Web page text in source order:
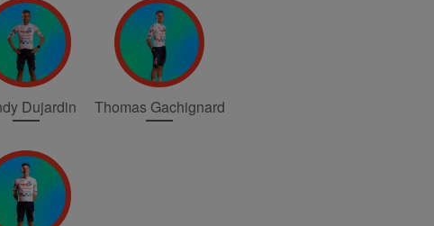
Dujardin Thomas Gachignard